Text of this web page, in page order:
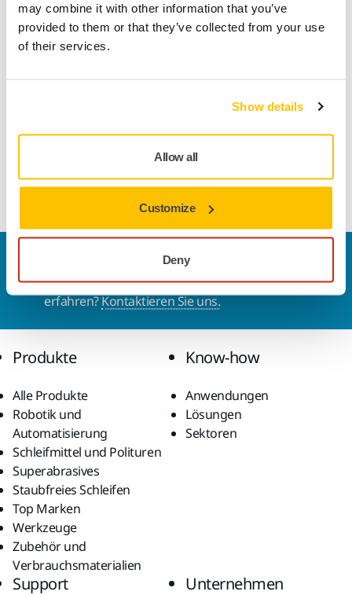
may combine it with other information that you’ve
provided to them or that they’ve collected from your use
of their services.
Show details
Allow all
Customize
Deny
Produktinformationen
sehr gutem Preis-Leistungsverhältnis. Die Agressivität und
hohe Standzeit zeichnen das Produkt aus.
Sie wollen mehr über Mirka und die Produkte
erfahren?Kontaktieren Sie uns.
Produkte
Alle Produkte
Robotik und
Automatisierung
Schleifmittel und Polituren
Superabrasives
Staubfreies Schleifen
Top Marken
Werkzeuge
Zubehör und
Verbrauchsmaterialien
Know-how
Anwendungen
Lösungen
Sektoren
Support Unternehmen